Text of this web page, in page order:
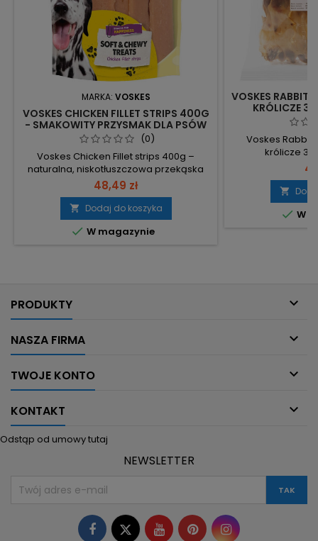
MARKA: VOSKES
VOSKES CHICKEN FILLET STRIPS 400G
- SMAKOWITY PRZYSMAK DLA PSÓW
(0)
Voskes Chicken Fillet strips 400g –
naturalna, niskotłuszczowa przekąska
dla psów, wykonana z fileta z kurczaka i
bez sztucznych barwników, aromatów i
konserwantów. 400 g – poręczne
opakowanie z filetem z kurczaka
(kurczak 95%) – źródło wartościowego
48,49 zł
 Dodaj do koszyka
 W magazynie
VOSKES RABBIT
KRÓLICZE
Voskes Rabbit
królicze
bez dodatków i
poręczne
uszami królika,
królika –

 W
PRODUKTY 
NASZA FIRMA 
TWOJE KONTO 
KONTAKT 
Odstąp od umowy tutaj
NEWSLETTER
Facebook
TwitterYouTubePinterestInstagram